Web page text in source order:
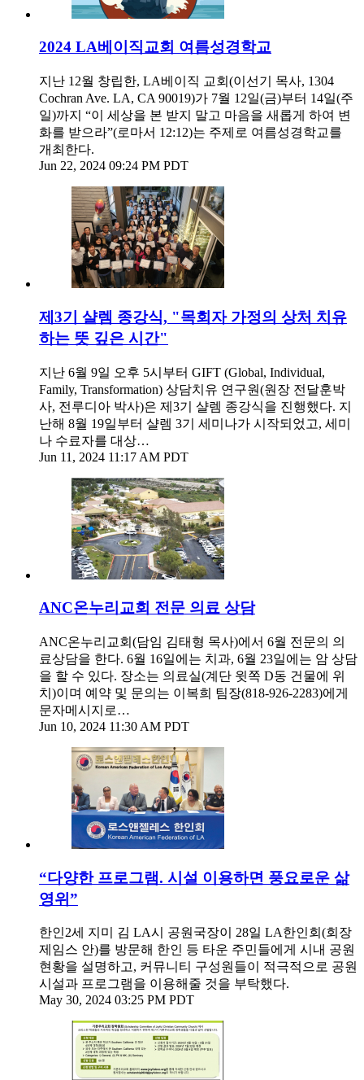
2024 LA베이직교회 여름성경학교
지난 12월 창립한, LA베이직 교회(이선기 목사, 1304
Cochran Ave. LA, CA 90019)가 7월 12일(금)부터 14일(주
일)까지 “이 세상을 본 받지 말고 마음을 새롭게 하여 변
화를 받으라”(로마서 12:12)는 주제로 여름성경학교를
개최한다.
Jun 22, 2024 09:24 PM PDT
제3기 샬렘 종강식, "목회자 가정의 상처 치유
하는 뜻 깊은 시간"
지난 6월 9일 오후 5시부터 GIFT (Global, Individual,
Family, Transformation) 상담치유 연구원(원장 전달훈박
사, 전루디아 박사)은 제3기 샬렘 종강식을 진행했다. 지
난해 8월 19일부터 샬렘 3기 세미나가 시작되었고, 세미
나 수료자를 대상…
Jun 11, 2024 11:17 AM PDT
ANC온누리교회 전문 의료 상담
ANC온누리교회(담임 김태형 목사)에서 6월 전문의 의
료상담을 한다. 6월 16일에는 치과, 6월 23일에는 암 상담
을 할 수 있다. 장소는 의료실(계단 윗쪽 D동 건물에 위
치)이며 예약 및 문의는 이복희 팀장(818-926-2283)에게
문자메시지로…
Jun 10, 2024 11:30 AM PDT
“다양한 프로그램. 시설 이용하면 풍요로운 삶
영위”
한인2세 지미 김 LA시 공원국장이 28일 LA한인회(회장
제임스 안)를 방문해 한인 등 타운 주민들에게 시내 공원
현황을 설명하고, 커뮤니티 구성원들이 적극적으로 공원
시설과 프로그램을 이용해줄 것을 부탁했다.
May 30, 2024 03:25 PM PDT